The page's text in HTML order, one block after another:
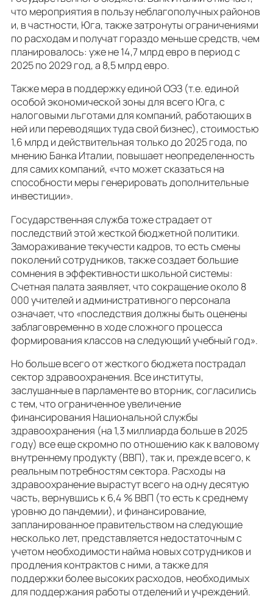
что мероприятия в пользу неблагополучных районов
и, в частности, Юга, также затронуты ограничениями
по расходам и получат гораздо меньше средств, чем
планировалось: уже не 14,7 млрд евро в период с
2025 по 2029 год, а 8,5 млрд евро.
Также мера в поддержку единой ОЭЗ (т.е. единой
особой экономической зоны для всего Юга, с
налоговыми льготами для компаний, работающих в
ней или переводящих туда свой бизнес), стоимостью
1,6 млрд и действительная только до 2025 года, по
мнению Банка Италии, повышает неопределенность
для самих компаний, «что может сказаться на
способности меры генерировать дополнительные
инвестиции».
Государственная служба тоже страдает от
последствий этой жесткой бюджетной политики.
Замораживание текучести кадров, то есть смены
поколений сотрудников, также создает большие
сомнения в эффективности школьной системы:
Счетная палата заявляет, что сокращение около 8
000 учителей и административного персонала
означает, что «последствия должны быть оценены
заблаговременно в ходе сложного процесса
формирования классов на следующий учебный год».
Но больше всего от жесткого бюджета пострадал
сектор здравоохранения. Все институты,
заслушанные в парламенте во вторник, согласились
с тем, что ограниченное увеличение
финансирования Национальной службы
здравоохранения (на 1,3 миллиарда больше в 2025
году) все еще скромно по отношению как к валовому
внутреннему продукту (ВВП), так и, прежде всего, к
реальным потребностям сектора. Расходы на
здравоохранение вырастут всего на одну десятую
часть, вернувшись к 6,4 % ВВП (то есть к среднему
уровню до пандемии), и финансирование,
запланированное правительством на следующие
несколько лет, представляется недостаточным с
учетом необходимости найма новых сотрудников и
продления контрактов с ними, а также для
поддержки более высоких расходов, необходимых
для поддержания работы отделений и учреждений.